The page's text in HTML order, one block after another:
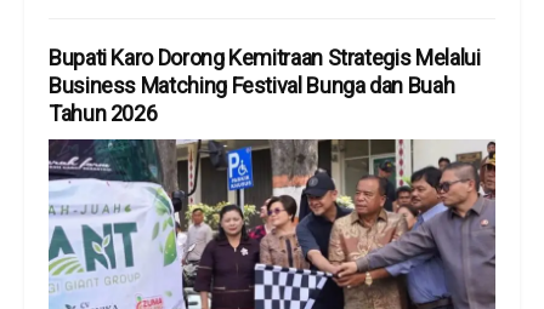
Bupati Karo Dorong Kemitraan Strategis Melalui
Business Matching Festival Bunga dan Buah
Tahun 2026